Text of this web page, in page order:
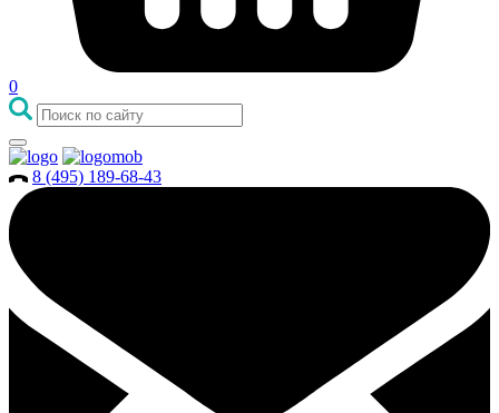
0
8 (495) 189-68-43